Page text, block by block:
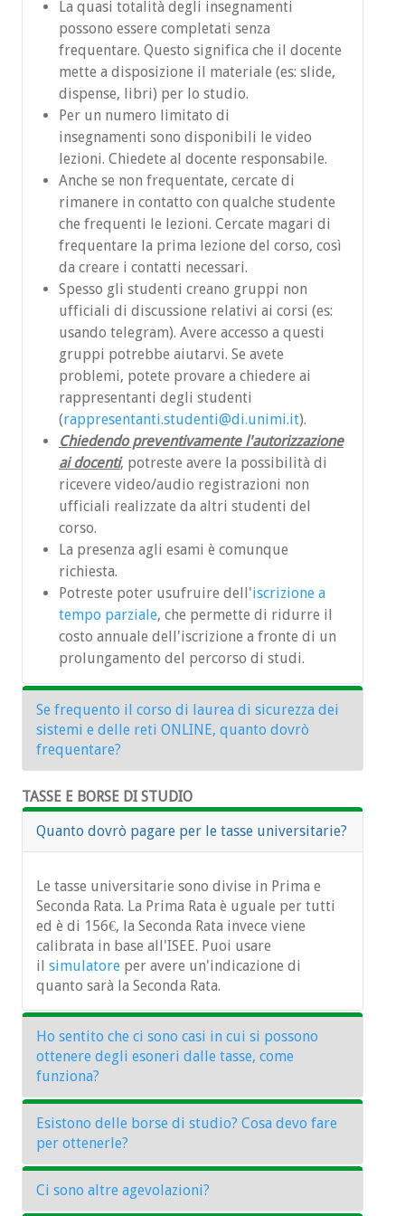
ricevete una email di ateneo e veniti
aggiunti al sistema di ateneo come studenti
della magistrale. Dunque potete accedere a
tutto il materiale esattamente come gli
studenti della magistrale.
(aspiranti) matricole magistrali che
provengono da UNIMI: anche se fate
domanda di pre-immatricolazione alla
magistrale, risultate a sistema essere
studenti della triennale fino a quando non
vi immatricolate effettivamente. Cercate
prima di capire se il materiale
dell’insegnamento è condiviso
pubblicamente. Se non lo è, scrivete al
docente responsabile dell'insegnamento,
possibilmente allegando la domanda di
pre-immatricolazione.
La quasi totalità degli insegnamenti
possono essere completati senza
frequentare. Questo significa che il docente
mette a disposizione il materiale (es: slide,
dispense, libri) per lo studio.
Per un numero limitato di
insegnamenti sono disponibili le video
lezioni. Chiedete al docente responsabile.
Anche se non frequentate, cercate di
rimanere in contatto con qualche studente
che frequenti le lezioni. Cercate magari di
frequentare la prima lezione del corso, così
da creare i contatti necessari.
Spesso gli studenti creano gruppi non
ufficiali di discussione relativi ai corsi (es:
usando telegram). Avere accesso a questi
gruppi potrebbe aiutarvi. Se avete
problemi, potete provare a chiedere ai
rappresentanti degli studenti
(rappresentanti.studenti@di.unimi.it).
Chiedendo preventivamente l'autorizzazione
ai docenti, potreste avere la possibilità di
ricevere video/audio registrazioni non
ufficiali realizzate da altri studenti del
corso.
La presenza agli esami è comunque
richiesta.
Potreste poter usufruire dell'iscrizione a
tempo parziale, che permette di ridurre il
costo annuale dell'iscrizione a fronte di un
prolungamento del percorso di studi.
Se frequento il corso di laurea di sicurezza dei
sistemi e delle reti ONLINE, quanto dovrò
frequentare?
Il corso è progettato per includere attività che
possono essere svolte principalmente online,
dunque la presenza è richiesta solo per poche
le prove in itinere (2 per ogni
insegnamento) che sostituiscono l'esame
gli esami (per gli insegnamenti nei quali gli
studenti non hanno sostenuto/superato le
prove in itinere).
(solo gli studenti del primo anno) giornata
dedicata alla presentazione del corso, della
piattaforma di didattica online e allo
svolgimento di un test di inglese.
TASSE E BORSE DI STUDIO
Quanto dovrò pagare per le tasse universitarie?
Le tasse universitarie sono divise in Prima e
Seconda Rata. La Prima Rata è uguale per tutti
ed è di 156€, la Seconda Rata invece viene
calibrata in base all'ISEE. Puoi usare
il simulatore per avere un'indicazione di
quanto sarà la Seconda Rata.
Ho sentito che ci sono casi in cui si possono
ottenere degli esoneri dalle tasse, come
funziona?
E' vero! Gli studenti possono essere esonerati
dal pagamento delle tasse
universitarie permerito,condizioni di
disabilitàoaltri specifici requisiti
possono essere totali o parziali e sono
Esistono delle borse di studio? Cosa devo fare
per ottenerle?
Le borse di studio che uno studente può
Ci sono altre agevolazioni?